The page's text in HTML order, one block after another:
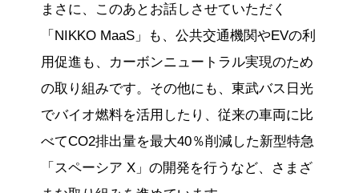
まさに、このあとお話しさせていただく
「NIKKO MaaS」も、公共交通機関やEVの利
用促進も、カーボンニュートラル実現のため
の取り組みです。その他にも、東武バス日光
でバイオ燃料を活用したり、従来の車両に比
べてCO2排出量を最大40％削減した新型特急
「スペーシア X」の開発を行うなど、さまざ